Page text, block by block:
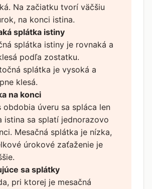
Na začiatku tvorí väčšiu
na konci istina.
splátka istiny
splátka istiny je rovnaká a
podľa zostatku.
splátka je vysoká a
klesá.
na konci
obdobia úveru sa spláca len
istina sa splatí jednorazovo
Mesačná splátka je nízka,
úrokové zaťaženie je
sa splátky
pri ktorej je mesačná